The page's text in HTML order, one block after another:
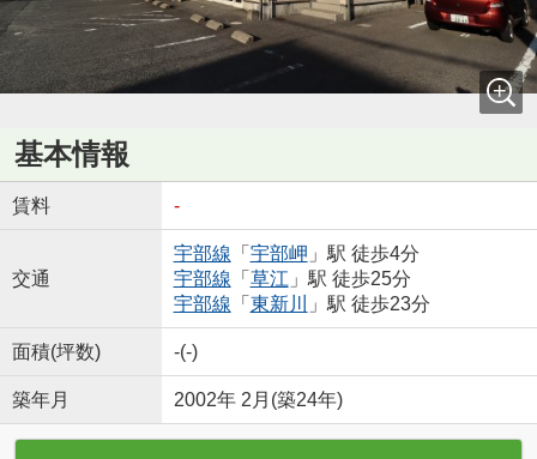
基本情報
賃料 -
交通
宇部線 「 宇部岬 」駅 徒歩4分
宇部線 「 草江 」駅 徒歩25分
宇部線 「 東新川 」駅 徒歩23分
面積(坪数) -(-)
築年月 2002年 2月(築24年)